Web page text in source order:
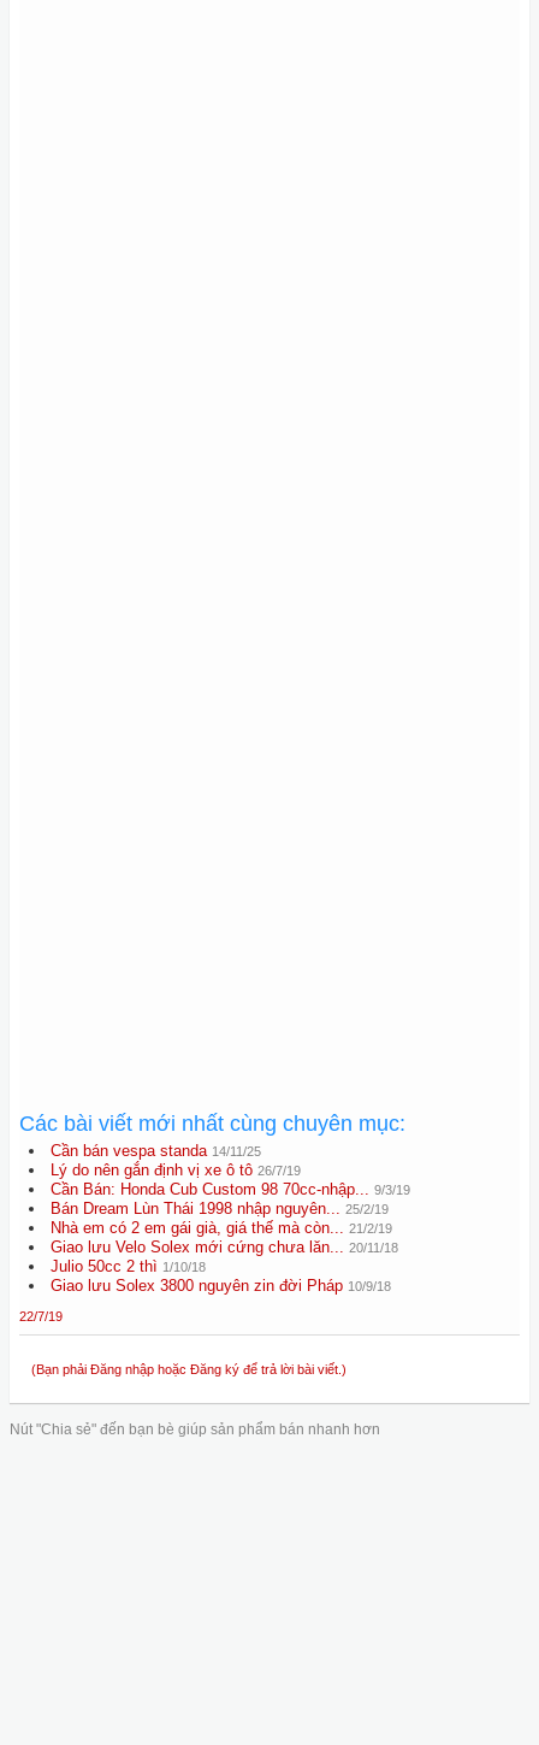
Các bài viết mới nhất cùng chuyên mục:
Cần bán vespa standa 14/11/25
Lý do nên gắn định vị xe ô tô 26/7/19
Cần Bán: Honda Cub Custom 98 70cc-nhập... 9/3/19
Bán Dream Lùn Thái 1998 nhập nguyên... 25/2/19
Nhà em có 2 em gái già, giá thế mà còn... 21/2/19
Giao lưu Velo Solex mới cứng chưa lăn... 20/11/18
Julio 50cc 2 thì 1/10/18
Giao lưu Solex 3800 nguyên zin đời Pháp 10/9/18
22/7/19
(Bạn phải Đăng nhập hoặc Đăng ký để trả lời bài viết.)
Nút "Chia sẻ" đến bạn bè giúp sản phẩm bán nhanh hơn